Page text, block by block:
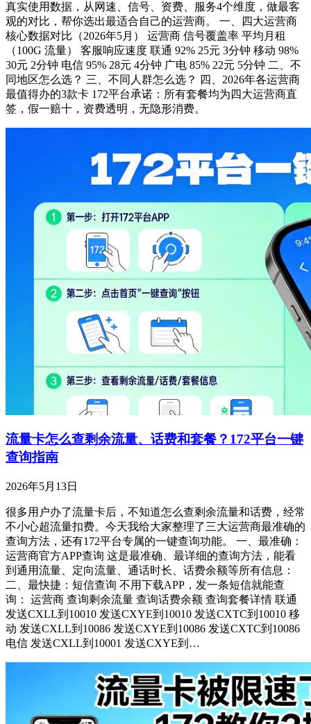
真实使用数据，从网速、信号、资费、服务4个维度，做最客
观的对比，帮你选出最适合自己的运营商。 一、四大运营商
核心数据对比（2026年5月） 运营商 信号覆盖率 平均月租
（100G 流量） 客服响应速度 联通 92% 25元 3分钟 移动 98%
30元 2分钟 电信 95% 28元 4分钟 广电 85% 22元 5分钟 二、不
同地区怎么选？ 三、不同人群怎么选？ 四、2026年各运营商
最值得办的3款卡 172平台承诺：所有套餐均为四大运营商直
签，假一赔十，资费透明，无隐形消费。
流量卡怎么查剩余流量、话费和套餐？172平台一键
查询指南
2026年5月13日
很多用户办了流量卡后，不知道怎么查剩余流量和话费，经常
不小心超流量扣费。今天我给大家整理了三大运营商最准确的
查询方法，还有172平台专属的一键查询功能。 一、最准确：
运营商官方APP查询 这是最准确、最详细的查询方法，能看
到通用流量、定向流量、通话时长、话费余额等所有信息：
二、最快捷：短信查询 不用下载APP，发一条短信就能查
询： 运营商 查询剩余流量 查询话费余额 查询套餐详情 联通
发送CXLL到10010 发送CXYE到10010 发送CXTC到10010 移
动 发送CXLL到10086 发送CXYE到10086 发送CXTC到10086
电信 发送CXLL到10001 发送CXYE到…